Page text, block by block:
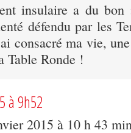
insulaire a du bon
défendu par les
consacré ma vie,
Table Ronde !
à 9h52
2015 à 10 h 43